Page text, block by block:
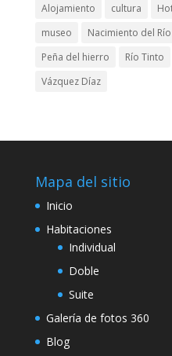
Alojamiento cultura
museo
Nacimiento del
Peña del hierro
Río Tinto
Vázquez Díaz
Mapa del sitio
Inicio
Habitaciones
Individual
Doble
Suite
Galería de fotos 360
Blog